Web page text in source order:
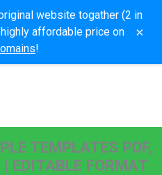
website togather (2 in
affordable price on
!
×
TEMPLATES PDF,
EDITABLE FORMAT